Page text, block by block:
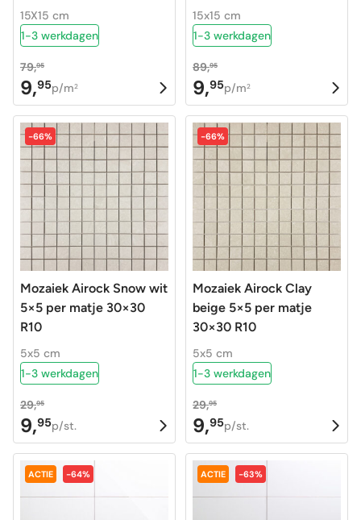
15X15 cm
1-3 werkdagen
79,95
Oorspronkelijke
prijs
was:
79,95.
9,95
Huidige
prijs
is:
9,95.
p/m2
15x15 cm
1-3 werkdagen
89,95
Oorspronkelijke
prijs
was:
89,95.
9,95
Huidige
prijs
is:
9,95.
p/m2
-66%
Mozaiek Airock Snow wit
5×5 per matje 30×30
R10
5x5 cm
1-3 werkdagen
29,95
Oorspronkelijke
prijs
was:
29,95.
9,95
Huidige
prijs
is:
9,95.
p/st.
-66%
Mozaiek Airock Clay
beige 5×5 per matje
30×30 R10
5x5 cm
1-3 werkdagen
29,95
Oorspronkelijke
prijs
was:
29,95.
9,95
Huidige
prijs
is:
9,95.
p/st.
ACTIE -64% ACTIE -63%